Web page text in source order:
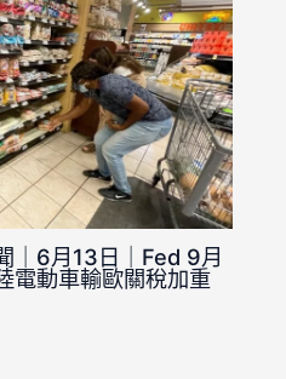
｜6月13日｜Fed 9月
電動車輸歐關稅加重